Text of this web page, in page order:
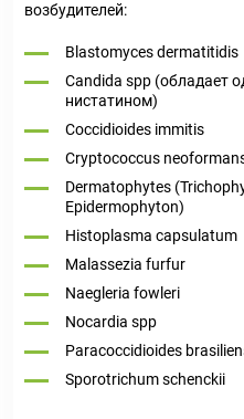
возбудителей:
Blastomyces dermatitidis
Candida spp (обладает
нистатином)
Coccidioides immitis
Cryptococcus
Dermatophytes
Epidermophyton)
Histoplasma capsulatum
Malassezia furfur
Naegleria fowleri
Nocardia spp
Paracoccidioides
Sporotrichum schenckii